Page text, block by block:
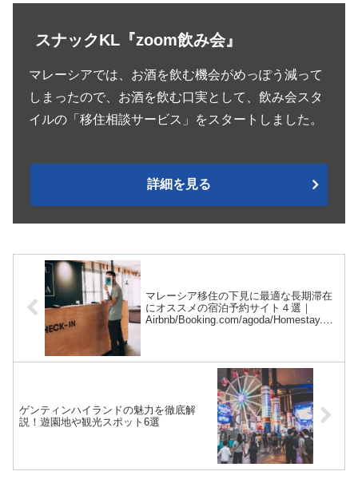
スナックKL『zoom飲み会』
マレーシアでは、お酒を飲む機会がめっぽう減って
しまったので、お酒を飲む口実として、飲み会スタ
イルの「移住相談サービス」をスタートしました。
詳細を見る
マレーシア移住の下見に最適な長期滞在
にオススメの宿泊予約サイト４選｜
Airbnb/Booking.com/agoda/Homestay.co
ゲンティンハイランドの魅力を徹底解
説！遊園地や観光スポット6選